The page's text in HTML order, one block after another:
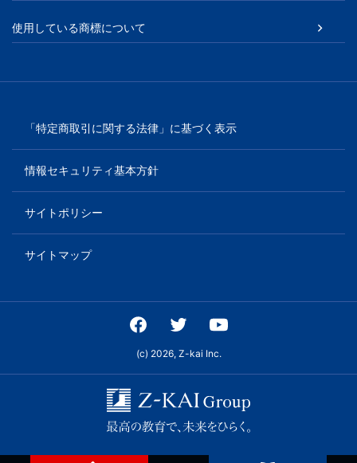
の
ス
を
ご
い
使用している商標について
「特定商取引に関する法律」に基づく表示
情報セキュリティ基本方針
サイトポリシー
サイトマップ
(c) 2026, Z-kai Inc.